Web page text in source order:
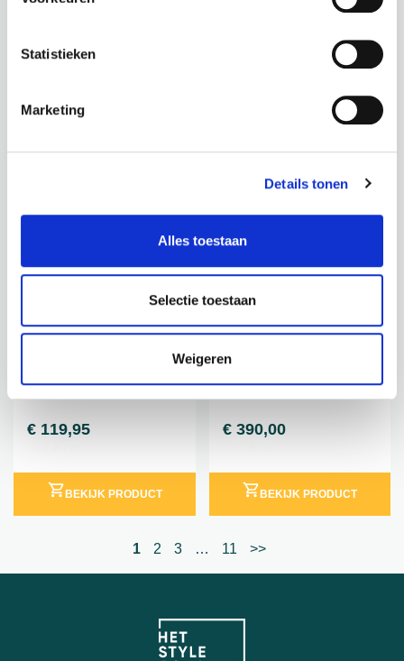
Statistieken
Marketing
Details tonen
Alles toestaan
Selectie toestaan
Weigeren
RIDGED PATT HIGH
Diameter: 29cm
Inhoud: 24L
€ 119,95
BEKIJK PRODUCT
NATURAL PAX Ø 66
Hoogte: 67 cm
Diameter: 66 cm
€390,00
BEKIJK PRODUCT
1 2 3 … 11 >>